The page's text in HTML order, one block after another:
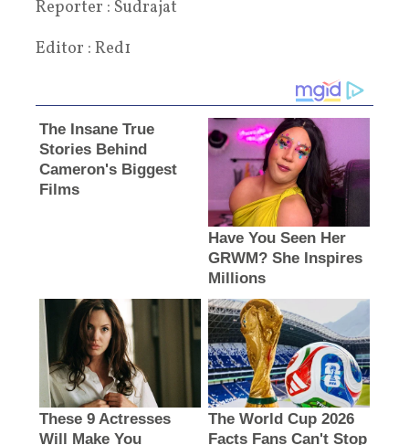
Reporter : Sudrajat
Editor : Red1